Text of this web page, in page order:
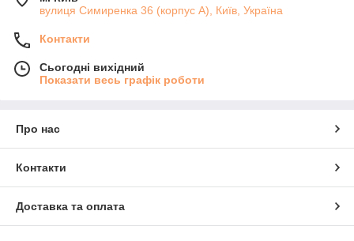
вулиця Симиренка 36 (корпус А), Київ, Україна
Контакти
Сьогодні вихідний
Показати весь графік роботи
Про нас
Контакти
Доставка та оплата